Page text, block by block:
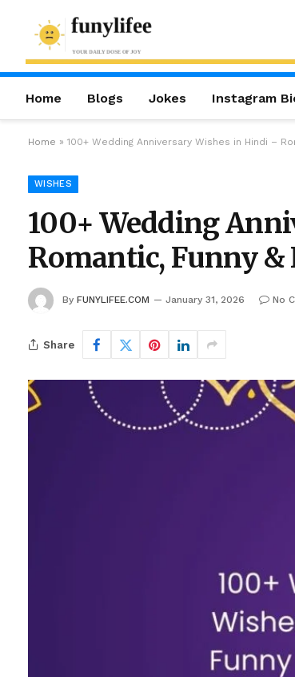
Home Blogs Jokes Instagram
Home » 100+ Wedding Anniversary Wishes in Hindi –
WISHES
100+ Wedding
Romantic, Funny
By FUNYLIFEE.COM January 31, 2026 No
Share